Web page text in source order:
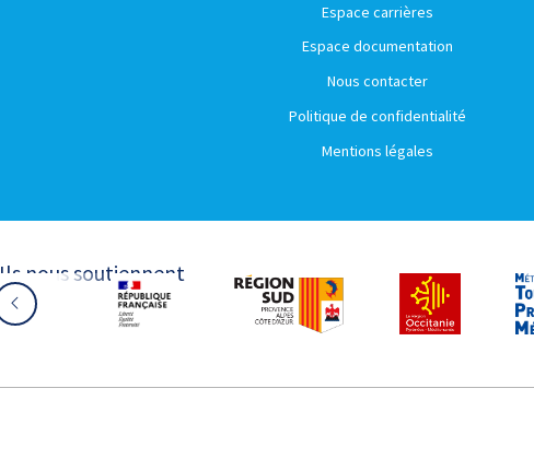
Espace carrières
Espace documentation
Nous contacter
Politique de confidentialité
Mentions légales
Ils nous soutiennent